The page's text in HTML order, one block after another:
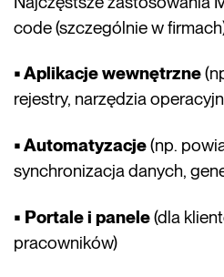
code (szczególnie w
• Aplikacje wewnętrzne
rejestry, narzędzia
• Automatyzacje(np.
synchronizacja danych,
• Portale i panele(dla
pracowników)